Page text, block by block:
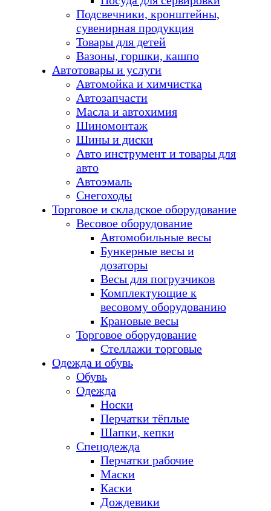
Подсвечники, кронштейны,
сувенирная продукция
Товары для детей
Вазоны, горшки, кашпо
Автотовары и услуги
Автомойка и химчистка
Автозапчасти
Масла и автохимия
Шиномонтаж
Шины и диски
Авто инструмент и товары для
авто
Автоэмаль
Снегоходы
Торговое и складское оборудование
Весовое оборудование
Автомобильные весы
Бункерные весы и
дозаторы
Весы для погрузчиков
Комплектующие к
весовому оборудованию
Крановые весы
Торговое оборудование
Стеллажи торговые
Одежда и обувь
Обувь
Одежда
Носки
Перчатки тёплые
Шапки, кепки
Спецодежда
Перчатки рабочие
Маски
Каски
Дождевики